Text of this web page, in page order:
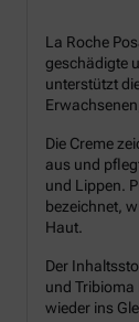
La Roche
geschädigte
unterstützt
Die Creme
aus und
und Lippen.
bezeichnet,
Haut.
Der
und
wieder ins